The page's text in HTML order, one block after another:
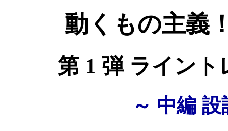
動くもの主義
第 1 弾 ライン
～ 中編